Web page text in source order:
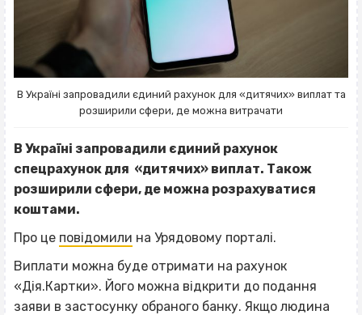
В Україні запровадили єдиний рахунок для «дитячих» виплат та
розширили сфери, де можна витрачати
В Україні запровадили єдиний рахунок
спецрахунок для «дитячих» виплат. Також
розширили сфери, де можна розрахуватися
коштами.
Про це повідомили на Урядовому порталі.
Виплати можна буде отримати на рахунок
«Дія.Картки». Його можна відкрити до подання
заяви в застосунку обраного банку. Якщо людина